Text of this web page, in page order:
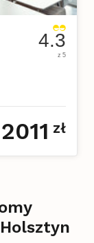
4.3
z 5
2011 zł